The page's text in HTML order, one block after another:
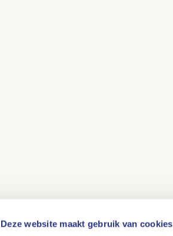
Deze website maakt gebruik van cookies